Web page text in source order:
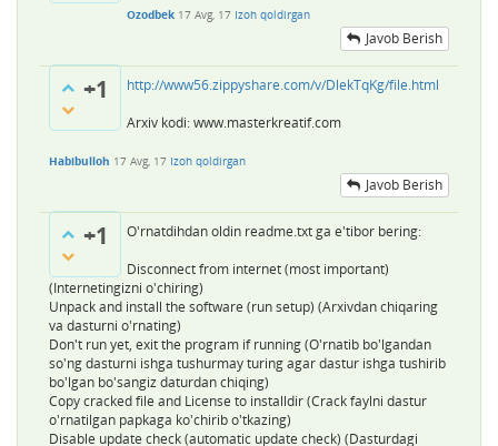
Ozodbek 17 Avg, 17 Izoh qoldirgan
Javob Berish
+1
http://www56.zippyshare.com/v/DlekTqKg/file.html
Arxiv kodi: www.masterkreatif.com
Habibulloh 17 Avg, 17 Izoh qoldirgan
Javob Berish
+1
O'rnatdihdan oldin readme.txt ga e'tibor bering:
Disconnect from internet (most important)
(Internetingizni o'chiring)
Unpack and install the software (run setup) (Arxivdan chiqaring
va dasturni o'rnating)
Don't run yet, exit the program if running (O'rnatib bo'lgandan
so'ng dasturni ishga tushurmay turing agar dastur ishga tushirib
bo'lgan bo'sangiz daturdan chiqing)
Copy cracked file and License to installdir (Crack faylni dastur
o'rnatilgan papkaga ko'chirib o'tkazing)
Disable update check (automatic update check) (Dasturdagi